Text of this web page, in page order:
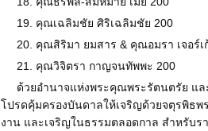
19. คุณเฉลิมชัย ศิริเฉลิมชัย 200
20. คุณสิริมา ยมสาร & คุณอมรา เจอร์เ
21. คุณวิจิตรา กาญจนทัพพะ 200
ด้วยอำนาจแห่งพระคุณพระรัตนตรัย แ
โปรดคุ้มครองบันดาลให้เจริญด้วยจตุรพิธพ
งาน และเจริญในธรรมตลอดกาล สำหรับร